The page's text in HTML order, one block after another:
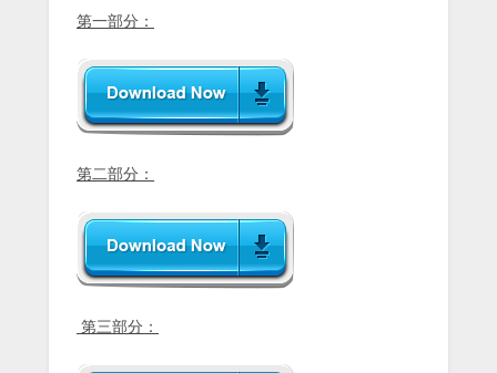
第一部分：
第二部分：
第三部分：